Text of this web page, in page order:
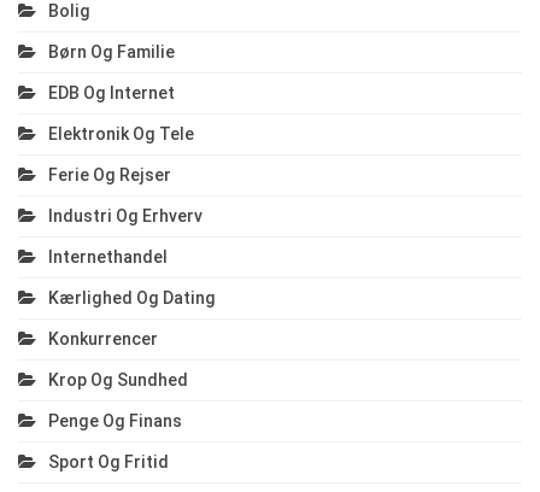
Bolig
Børn Og Familie
EDB Og Internet
Elektronik Og Tele
Ferie Og Rejser
Industri Og Erhverv
Internethandel
Kærlighed Og Dating
Konkurrencer
Krop Og Sundhed
Penge Og Finans
Sport Og Fritid